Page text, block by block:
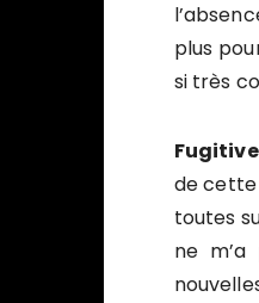
plus
si très
de cette
toutes
ne